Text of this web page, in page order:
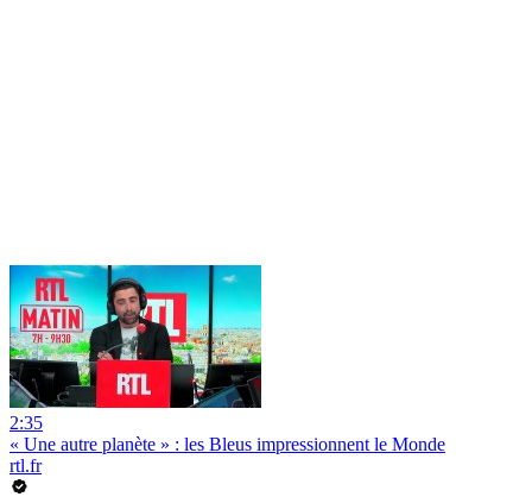
2:35
« Une autre planète » : les Bleus impressionnent le Monde
rtl.fr